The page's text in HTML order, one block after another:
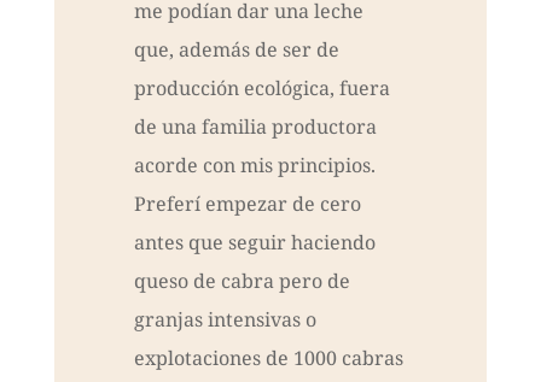
me podían dar una leche
que, además de ser de
producción ecológica, fuera
de una familia productora
acorde con mis principios.
Preferí empezar de cero
antes que seguir haciendo
queso de cabra pero de
granjas intensivas o
explotaciones de 1000 cabras